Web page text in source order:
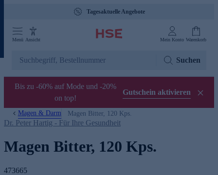
Tagesaktuelle Angebote
Menü Ansicht Mein Konto Warenkorb
Suchen
Bis zu -60% auf Mode und -20%
on top!
Gutschein aktivieren
Magen & Darm Magen Bitter, 120 Kps.
Dr. Peter Hartig - Für Ihre Gesundheit
Magen Bitter, 120 Kps.
473665